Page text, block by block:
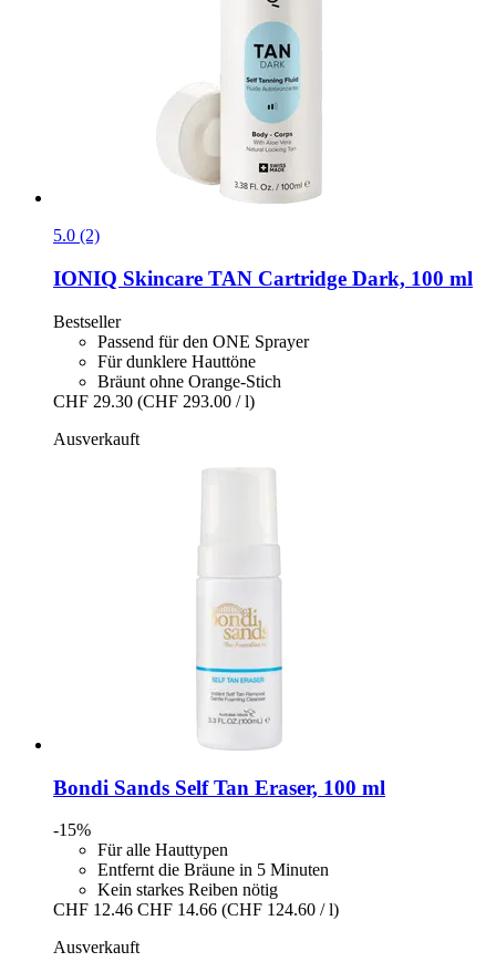
5.0 (2)
IONIQ Skincare TAN Cartridge Dark, 100 ml
Bestseller
Passend für den ONE Sprayer
Für dunklere Hauttöne
Bräunt ohne Orange-Stich
CHF 29.30 (CHF 293.00 / l)
Ausverkauft
Bondi Sands Self Tan Eraser, 100 ml
-15%
Für alle Hauttypen
Entfernt die Bräune in 5 Minuten
Kein starkes Reiben nötig
CHF 12.46 CHF 14.66 (CHF 124.60 / l)
Ausverkauft